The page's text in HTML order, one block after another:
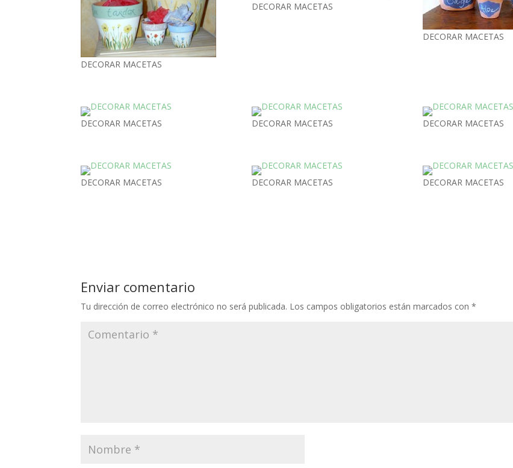
DECORAR MACETAS
DECORAR MACETAS
DECORAR MACETAS
DECORAR MACETAS DECORAR MACETAS DECORAR MACETAS
DECORAR MACETAS DECORAR MACETAS DECORAR MACETAS
Enviar comentario
Tu dirección de correo electrónico no será publicada. Los campos obligatorios están marcados con*